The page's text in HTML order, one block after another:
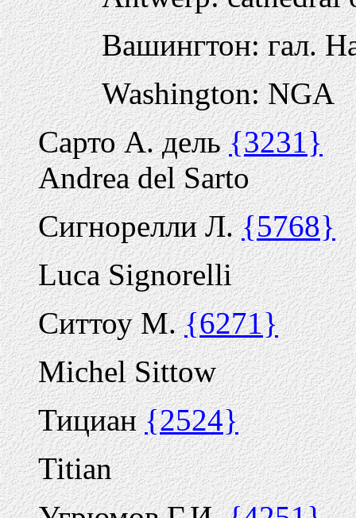
Вашингтон: гал.
Washington: NGA
Сарто А. дель{3231}
Andrea del Sarto
Сигнорелли Л.{5768}
Luca Signorelli
Ситтоу М.{6271}
Michel Sittow
Тициан{2524}
Titian